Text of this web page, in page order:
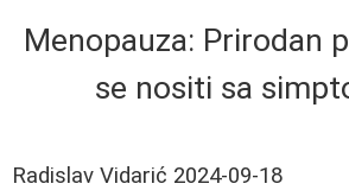
Menopauza: Prirodan
se nositi sa
Radislav Vidarić 2024-09-18